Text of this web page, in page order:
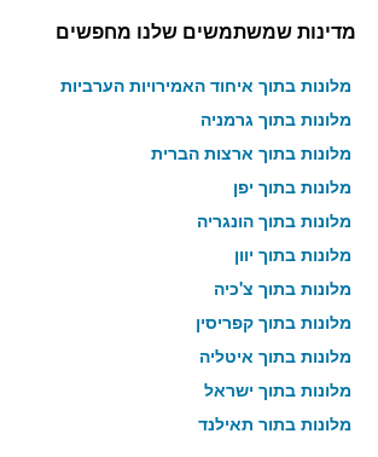
מדינות שמשתמשים שלנו מחפשים
מלונות בתוך איחוד האמירויות הערביות
מלונות בתוך גרמניה
מלונות בתוך ארצות הברית
מלונות בתוך יפן
מלונות בתוך הונגריה
מלונות בתוך יוון
מלונות בתוך צ'כיה
מלונות בתוך קפריסין
מלונות בתוך איטליה
מלונות בתוך ישראל
מלונות בתוך תאילנד